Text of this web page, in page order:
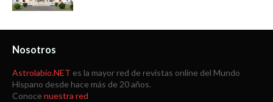
Nosotros
Astrolabio.NET es la mayor red de revistas online del Mundo
Hispano desde hace más de 20 años.
Conoce nuestra red